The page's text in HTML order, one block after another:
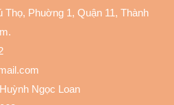
Phuờng 1, Quận 11, Thành
Ngọc Loan